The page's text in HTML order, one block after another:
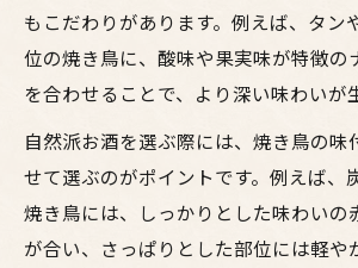
もこだわりがあります。例えば、タン
位の焼き鳥に、酸味や果実味が特徴の
を合わせることで、より深い味わいが
自然派お酒を選ぶ際には、焼き鳥の味
せて選ぶのがポイントです。例えば、
焼き鳥には、しっかりとした味わいの
が合い、さっぱりとした部位には軽や